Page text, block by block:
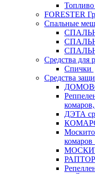
Топливо
FORESTER
Спальные
Средства для
Спички
Средства
ДЭТА
комаров
РАПТОР